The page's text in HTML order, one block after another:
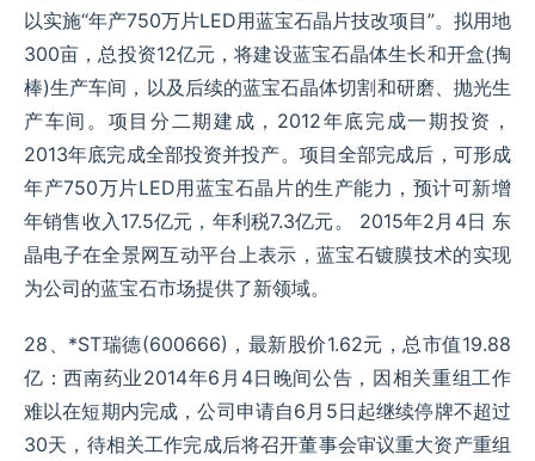
以实施“年产750万片LED用蓝宝石晶片技改项目”。拟用地
300亩，总投资12亿元，将建设蓝宝石晶体生长和开盒(掏
棒)生产车间，以及后续的蓝宝石晶体切割和研磨、抛光生
产车间。项目分二期建成，2012年底完成一期投资，
2013年底完成全部投资并投产。项目全部完成后，可形成
年产750万片LED用蓝宝石晶片的生产能力，预计可新增
年销售收入17.5亿元，年利税7.3亿元。 2015年2月4日 东
晶电子在全景网互动平台上表示，蓝宝石镀膜技术的实现
为公司的蓝宝石市场提供了新领域。
28、*ST瑞德(600666)，最新股价1.62元，总市值19.88
亿：西南药业2014年6月4日晚间公告，因相关重组工作
难以在短期内完成，公司申请自6月5日起继续停牌不超过
30天，待相关工作完成后将召开董事会审议重大资产重组